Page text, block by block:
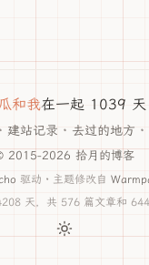
和我在一起 1039 天
· 建站记录 · 去过的地方 ·
2015-2026 拾月的博客
驱动 · 主题修改自
天，共 576 篇文章和